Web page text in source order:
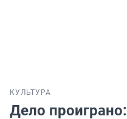
КУЛЬТУРА
Дело